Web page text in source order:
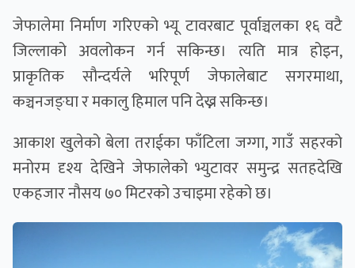
जेफालेमा निर्माण गरिएको भ्यू टावरबाट पूर्वाञ्चलका १६ वटै
जिल्लाको अवलोकन गर्न सकिन्छ। त्यति मात्र होइन,
प्राकृतिक सौन्दर्यले भरिपूर्ण जेफालेबाट सगरमाथा,
कञ्चनजङ्घा र मकालु हिमाल पनि देख्न सकिन्छ।
आकाश खुलेको बेला तराईका फाँटिला जग्गा, गाउँ सहरको
मनोरम दृश्य देखिने जेफालेको भ्युटावर समुन्द्र सतहदेखि
एकहजार नौसय ७० मिटरको उचाइमा रहेको छ।